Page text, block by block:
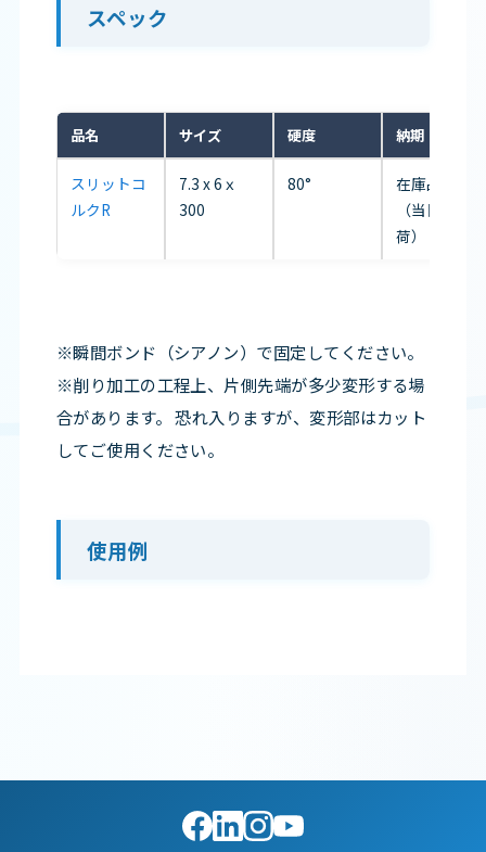
スペック
品名 サイズ 硬度 納期（目安）
スリットコ
ルクR
7.3 x 6ｘ
300
80°
在庫品
（当日出
荷）
※瞬間ボンド（シアノン）で固定してください。
※削り加工の工程上、片側先端が多少変形する場
合があります。 恐れ入りますが、変形部はカット
してご使用ください。
使用例